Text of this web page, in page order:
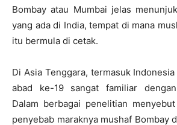
Bombay atau Mumbai jelas
yang ada di India, tempat di mana
itu bermula di cetak.
Di Asia Tenggara, termasuk
abad ke-19 sangat familiar
Dalam berbagai penelitian
penyebab maraknya mushaf Bombay